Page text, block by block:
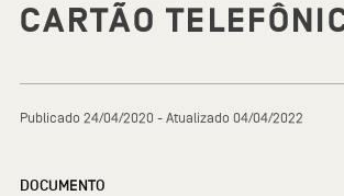
CARTÃO
Publicado 24/04/2020 - Atualizado 04/04/2022
DOCUMENTO